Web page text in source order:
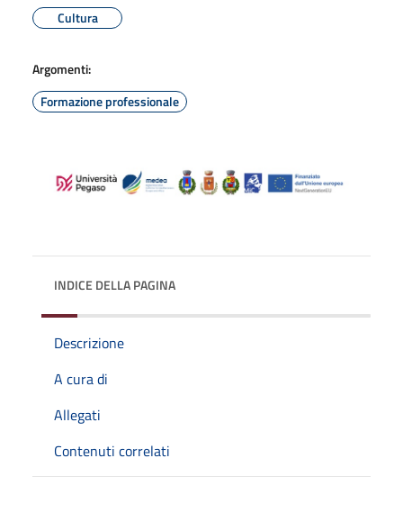
Cultura
Argomenti:
Formazione professionale
INDICE DELLA PAGINA
Descrizione
A cura di
Allegati
Contenuti correlati